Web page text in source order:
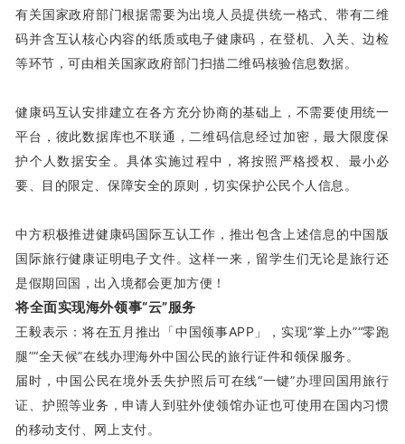
有关国家政府部门根据需要为出境人员提供统一格式、带有二维
码并含互认核心内容的纸质或电子健康码，在登机、入关、边检
等环节，可由相关国家政府部门扫描二维码核验信息数据。
健康码互认安排建立在各方充分协商的基础上，不需要使用统一
平台，彼此数据库也不联通，二维码信息经过加密，最大限度保
护个人数据安全。具体实施过程中，将按照严格授权、最小必
要、目的限定、保障安全的原则，切实保护公民个人信息。
中方积极推进健康码国际互认工作，推出包含上述信息的中国版
国际旅行健康证明电子文件。这样一来，留学生们无论是旅行还
是假期回国，出入境都会更加方便！
将全面实现海外领事“云”服务
王毅表示： 将在五月推出「中国领事APP」，实现“掌上办”“零跑
腿”“全天候”在线办理海外中国公民的旅行证件和领保服务。
届时，中国公民在境外丢失护照后可在线“一键”办理回国用旅行
证、护照等业务，申请人到驻外使领馆办证也可使用在国内习惯
的移动支付、网上支付。